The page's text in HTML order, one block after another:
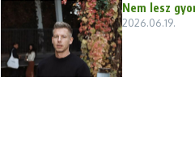
Nem lesz
2026.06.19.